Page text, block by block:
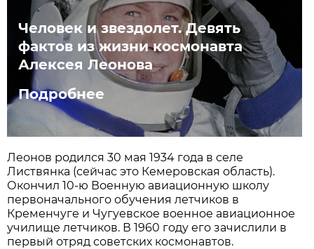
Человек и звездолет. Девять
фактов из жизни космонавта
Алексея Леонова
Подробнее
Леонов родился 30 мая 1934 года в селе
Листвянка (сейчас это Кемеровская область).
Окончил 10-ю Военную авиационную школу
первоначального обучения летчиков в
Кременчуге и Чугуевское военное авиационное
училище летчиков. В 1960 году его зачислили в
первый отряд советских космонавтов.